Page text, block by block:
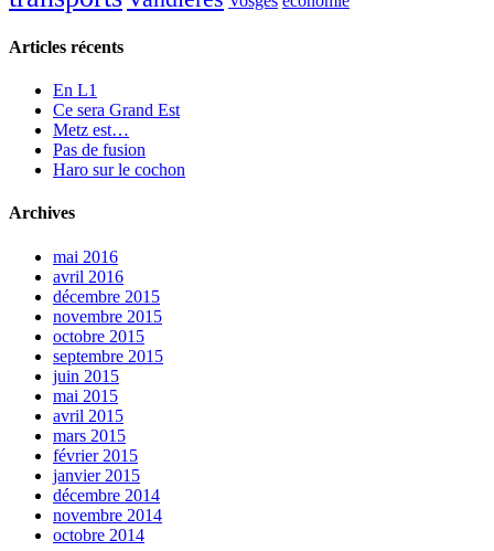
Articles récents
En L1
Ce sera Grand Est
Metz est…
Pas de fusion
Haro sur le cochon
Archives
mai 2016
avril 2016
décembre 2015
novembre 2015
octobre 2015
septembre 2015
juin 2015
mai 2015
avril 2015
mars 2015
février 2015
janvier 2015
décembre 2014
novembre 2014
octobre 2014